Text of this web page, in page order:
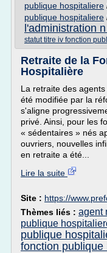
publique hospitaliere
publique hospitaliere
l'administration
statut titre iv fonction
Retraite de la
Hospitalière
La retraite des
été modifiée par la
s'aligne
privé. Ainsi, pour les
« sédentaires » nés
ouvriers, nouvelles
en retraite a été...
Lire la suite
Site : https://
Thèmes liés : agent
publique
publique
fonction publique